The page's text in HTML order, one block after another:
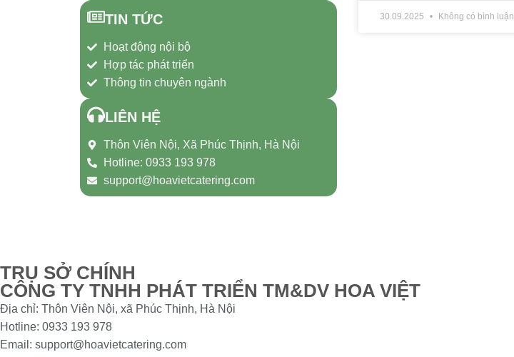
TIN TỨC
Hoạt động nội bộ
Hợp tác phát triển
Thông tin chuyên ngành
LIÊN HỆ
Thôn Viên Nội, Xã Phúc Thịnh, Hà Nội
Hotline: 0933 193 978
support@hoavietcatering.com
30.09.2025 Không có bình luận
TRỤ SỞ CHÍNH
CÔNG TY TNHH PHÁT TRIỂN TM&DV HOA VIỆT
Địa chỉ: Thôn Viên Nội, xã Phúc Thịnh, Hà Nội
Hotline: 0933 193 978
Email: support@hoavietcatering.com